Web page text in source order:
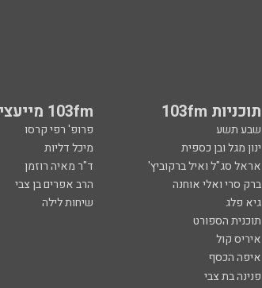
תוכניות 103fm 103fm מייעצים
שבע תשע פרופ' רפי קרסו
ינון מגל ובן כספית
מיכל דליות
אראל סג"ל ואיל ברקוביץ'
ד"ר מאיה רוזמן
ברק סרי ואלי אוחנה
הרב אפרים בן צבי
גיא פלג
שיחות לילה
תוכנית הספורט
איריס קול
איפה הכסף
פנינה בת צבי